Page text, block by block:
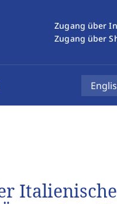
Zugang über
Zugang über